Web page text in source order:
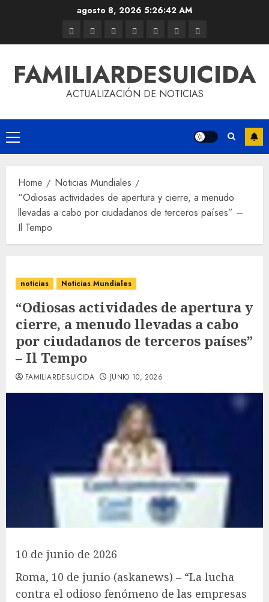
agosto 8, 2026 5:26:42 AM
FAMILIARDESUICIDA
ACTUALIZACIÓN DE NOTICIAS
Home
Noticias Mundiales
“Odiosas actividades de apertura y cierre, a menudo
llevadas a cabo por ciudadanos de terceros países” –
Il Tempo
noticias Noticias Mundiales
“Odiosas actividades de apertura y
cierre, a menudo llevadas a cabo
por ciudadanos de terceros países”
– Il Tempo
FAMILIARDESUICIDA JUNIO 10, 2026
10 de junio de 2026
Roma, 10 de junio (askanews) – “La lucha
contra el odioso fenómeno de las empresas